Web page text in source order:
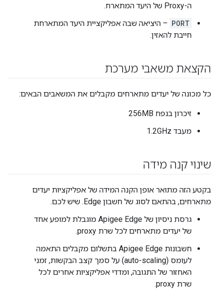
ה-Proxy של היעד המתארח.
PORT – היציאה שבה אפליקציית היעד המתארחת
חייבת להאזין.
הקצאת משאבי מערכת
כל מכונה של יעדים מתארחים מקבלים את המשאבים הבאים:
זיכרון בנפח 256MB
מעבד 1.2GHz
שינוי קנה מידה
בקטע הזה מתואר אופן הקנה המידה של אפליקציות יעדים
מתארחים, בהתאם לסוג של חשבון Edge. שיש לכם.
גרסת ניסיון של Apigee Edge מוגבלת למופע אחד
של יעדים מתארחים לכל שרת proxy.
חשבונות Apigee Edge בתשלום מקבלים התאמה
לעומס (auto-scaling) על סמך קצב הבקשות, זמני
האחזור של התגובה, ומדדי אפליקציות אחרים לכל
שרת proxy.